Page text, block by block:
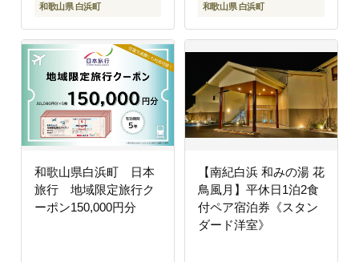
和歌山県 白浜町 和歌山県 白浜町
和歌山県白浜町 日本
旅行 地域限定旅行ク
ーポン150,000円分
【南紀白浜 和みの湯 花
鳥風月】平休日1泊2食
付ペア宿泊券《スタン
ダード洋室》